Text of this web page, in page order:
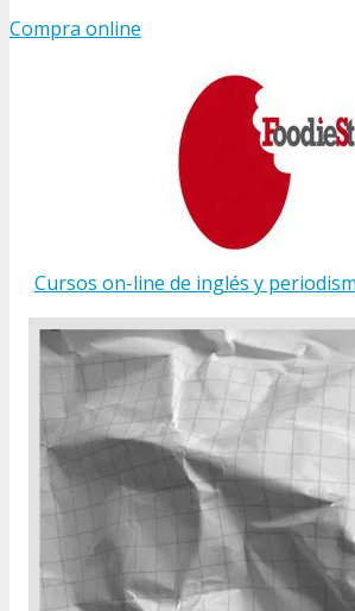
Compra online
Cursos on-line de inglés y